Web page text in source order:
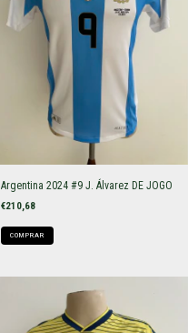
Argentina 2024 #9 J. Álvarez DE JOGO
€210,68
COMPRAR